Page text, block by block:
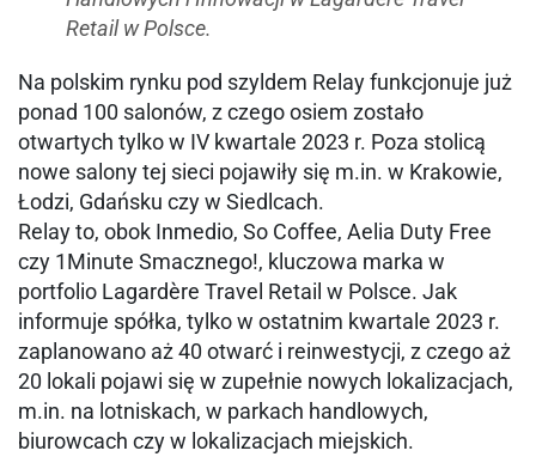
Retail w Polsce. ​
Na polskim rynku pod szyldem Relay funkcjonuje już
ponad 100 salonów, z czego osiem zostało
otwartych tylko w IV kwartale 2023 r. Poza stolicą
nowe salony tej sieci pojawiły się m.in. w Krakowie,
Łodzi, Gdańsku czy w Siedlcach.
Relay to, obok Inmedio, So Coffee, Aelia Duty Free
czy 1Minute Smacznego!, kluczowa marka w
portfolio Lagardère Travel Retail w Polsce. Jak
informuje spółka, tylko w ostatnim kwartale 2023 r.
zaplanowano aż 40 otwarć i reinwestycji, z czego aż
20 lokali pojawi się w zupełnie nowych lokalizacjach,
m.in. na lotniskach, w parkach handlowych,
biurowcach czy w lokalizacjach miejskich.